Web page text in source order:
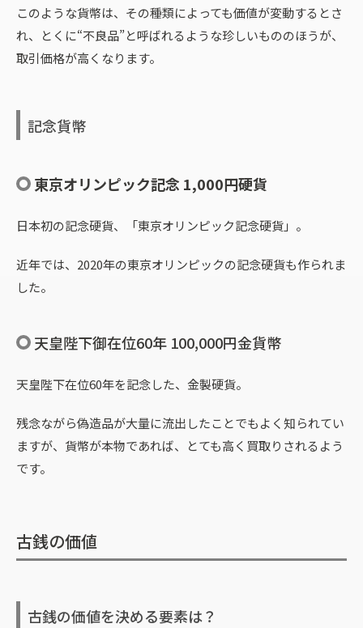
このような貨幣は、その種類によっても価値が変動するとさ
れ、とくに“不良品”と呼ばれるような珍しいもののほうが、
取引価格が高くなります。
記念貨幣
東京オリンピック記念 1,000円硬貨
日本初の記念硬貨、「東京オリンピック記念硬貨」。
近年では、2020年の東京オリンピックの記念硬貨も作られま
した。
天皇陛下御在位60年 100,000円金貨幣
天皇陛下在位60年を記念した、金製硬貨。
残念ながら偽造品が大量に流出したことでもよく知られてい
ますが、貨幣が本物であれば、とても高く買取りされるよう
です。
古銭の価値
古銭の価値を決める要素は？